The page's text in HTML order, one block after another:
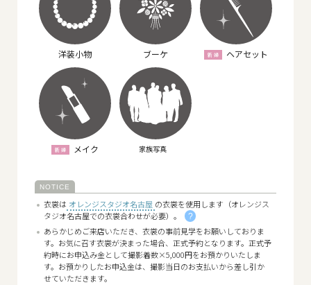
洋装小物 ブーケ ヘアセット
メイク 家族写真
衣裳は オレンジスタジオ名古屋 の衣裳を使用します（オレンジス
タジオ名古屋での衣裳合わせが必要）。
?
あらかじめご来店いただき、衣裳の事前見学をお願いしておりま
す。お気に召す衣裳が決まった場合、正式予約となります。正式予
約時にお申込み金として撮影着数×5,000円をお預かりいたしま
す。お預かりしたお申込金は、撮影当日のお支払いから差し引か
せていただきます。